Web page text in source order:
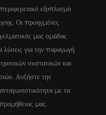
εξοπλισμό
Οι προηγμένες
μας ομάδας
λύσεις για την παραγωγή
συστατικών και
Αυξήστε την
με τα
μας.